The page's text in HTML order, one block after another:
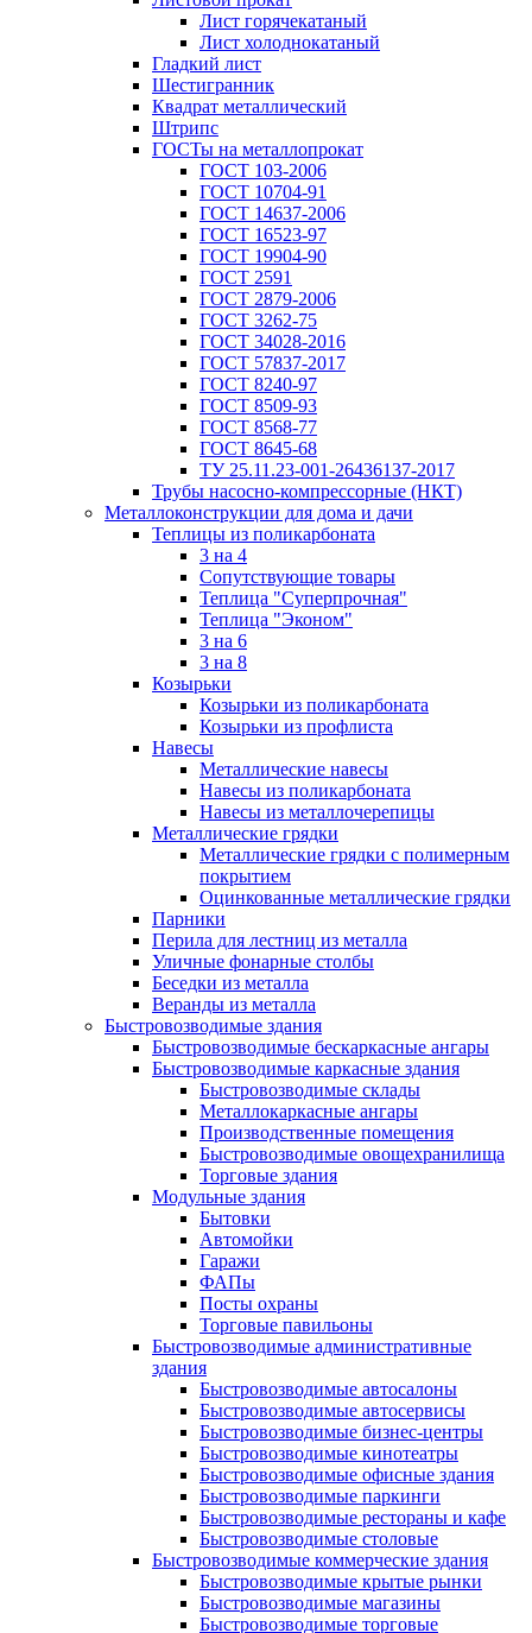
Лист горячекатаный
Лист холоднокатаный
Гладкий лист
Шестигранник
Квадрат металлический
Штрипс
ГОСТы на металлопрокат
ГОСТ 103-2006
ГОСТ 10704-91
ГОСТ 14637-2006
ГОСТ 16523-97
ГОСТ 19904-90
ГОСТ 2591
ГОСТ 2879-2006
ГОСТ 3262-75
ГОСТ 34028-2016
ГОСТ 57837-2017
ГОСТ 8240-97
ГОСТ 8509-93
ГОСТ 8568-77
ГОСТ 8645-68
ТУ 25.11.23-001-26436137-2017
Трубы насосно-компрессорные (НКТ)
Металлоконструкции для дома и дачи
Теплицы из поликарбоната
3 на 4
Сопутствующие товары
Теплица "Суперпрочная"
Теплица "Эконом"
3 на 6
3 на 8
Козырьки
Козырьки из поликарбоната
Козырьки из профлиста
Навесы
Металлические навесы
Навесы из поликарбоната
Навесы из металлочерепицы
Металлические грядки
Металлические грядки с полимерным
покрытием
Оцинкованные металлические грядки
Парники
Перила для лестниц из металла
Уличные фонарные столбы
Беседки из металла
Веранды из металла
Быстровозводимые здания
Быстровозводимые бескаркасные ангары
Быстровозводимые каркасные здания
Быстровозводимые склады
Металлокаркасные ангары
Производственные помещения
Быстровозводимые овощехранилища
Торговые здания
Модульные здания
Бытовки
Автомойки
Гаражи
ФАПы
Посты охраны
Торговые павильоны
Быстровозводимые административные
здания
Быстровозводимые автосалоны
Быстровозводимые автосервисы
Быстровозводимые бизнес-центры
Быстровозводимые кинотеатры
Быстровозводимые офисные здания
Быстровозводимые паркинги
Быстровозводимые рестораны и кафе
Быстровозводимые столовые
Быстровозводимые коммерческие здания
Быстровозводимые крытые рынки
Быстровозводимые магазины
Быстровозводимые торговые